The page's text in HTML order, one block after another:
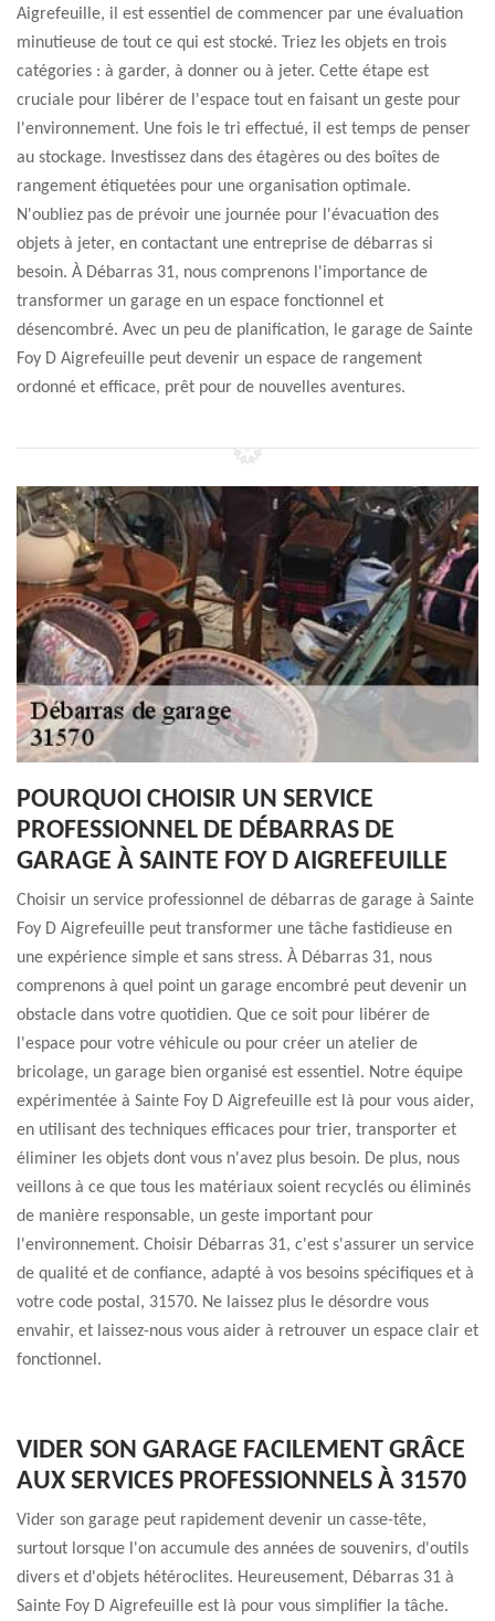
Aigrefeuille, il est essentiel de commencer par une évaluation
minutieuse de tout ce qui est stocké. Triez les objets en trois
catégories : à garder, à donner ou à jeter. Cette étape est
cruciale pour libérer de l'espace tout en faisant un geste pour
l'environnement. Une fois le tri effectué, il est temps de penser
au stockage. Investissez dans des étagères ou des boîtes de
rangement étiquetées pour une organisation optimale.
N'oubliez pas de prévoir une journée pour l'évacuation des
objets à jeter, en contactant une entreprise de débarras si
besoin. À Débarras 31, nous comprenons l'importance de
transformer un garage en un espace fonctionnel et
désencombré. Avec un peu de planification, le garage de Sainte
Foy D Aigrefeuille peut devenir un espace de rangement
ordonné et efficace, prêt pour de nouvelles aventures.
POURQUOI CHOISIR UN SERVICE
PROFESSIONNEL DE DÉBARRAS DE
GARAGE À SAINTE FOY D AIGREFEUILLE
Choisir un service professionnel de débarras de garage à Sainte
Foy D Aigrefeuille peut transformer une tâche fastidieuse en
une expérience simple et sans stress. À Débarras 31, nous
comprenons à quel point un garage encombré peut devenir un
obstacle dans votre quotidien. Que ce soit pour libérer de
l'espace pour votre véhicule ou pour créer un atelier de
bricolage, un garage bien organisé est essentiel. Notre équipe
expérimentée à Sainte Foy D Aigrefeuille est là pour vous aider,
en utilisant des techniques efficaces pour trier, transporter et
éliminer les objets dont vous n'avez plus besoin. De plus, nous
veillons à ce que tous les matériaux soient recyclés ou éliminés
de manière responsable, un geste important pour
l'environnement. Choisir Débarras 31, c'est s'assurer un service
de qualité et de confiance, adapté à vos besoins spécifiques et à
votre code postal, 31570. Ne laissez plus le désordre vous
envahir, et laissez-nous vous aider à retrouver un espace clair et
fonctionnel.
VIDER SON GARAGE FACILEMENT GRÂCE
AUX SERVICES PROFESSIONNELS À 31570
Vider son garage peut rapidement devenir un casse-tête,
surtout lorsque l'on accumule des années de souvenirs, d'outils
divers et d'objets hétéroclites. Heureusement, Débarras 31 à
Sainte Foy D Aigrefeuille est là pour vous simplifier la tâche.